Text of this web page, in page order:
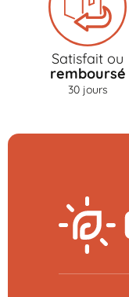
Satisfait ou
remboursé
30 jours